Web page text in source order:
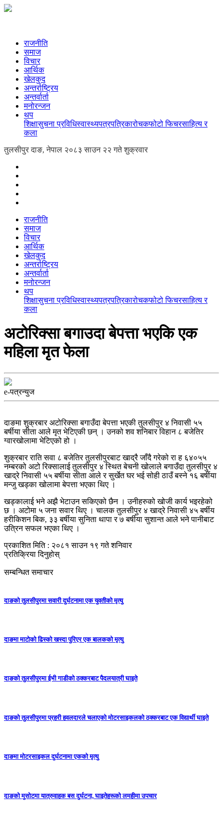
राजनीति
समाज
विचार
आर्थिक
खेलकुद
अन्तर्राष्ट्रिय
अन्तर्वार्ता
मनोरन्जन
थप
शिक्षासुचना प्रविधिस्वास्थ्यपत्रपत्रिकारोचकफोटो फिचरसाहित्य र
कला
तुलसीपुर दाङ, नेपाल २०८३ साउन २२ गते शुक्रवार
राजनीति
समाज
विचार
आर्थिक
खेलकुद
अन्तर्राष्ट्रिय
अन्तर्वार्ता
मनोरन्जन
थप
शिक्षासुचना प्रविधिस्वास्थ्यपत्रपत्रिकारोचकफोटो फिचरसाहित्य र
कला
अटाेरिक्सा बगाउदा बेपत्ता भएकि एक
महिला मृत फेला
e-पत्रन्युज
दाङमा शुक्रबार अटोरिक्सा बगाउँदा बेपत्ता भएकी तुलसीपुर ४ निवासी ५५
बर्षीया सीता आले मृत भेटिएकी छन् । उनको शव शनिबार विहान ८ बजेतिर
ग्वारखोलामा भेटिएको हो ।
शुक्रबार राति सवा ८ बजेतिर तुलसीपुरबाट खाद्रै जाँदै गरेको रा ह ६४०५५
नम्बरको अटो रिक्सालाई तुलसीपुर ४ स्थित बेचनी खोलाले बगाउँदा तुलसीपुर ४
खाद्रे निवासी ५५ बर्षीया सीता आले र सुर्खेत घर भई सोही ठाउँ बस्ने १६ बर्षीया
मन्जु खड्का खोलामा बेपत्ता भएका थिए ।
खड्कालाई भने अझै भेटाउन सकिएको छैन । उनीहरुको खोजी कार्य भइरहेको
छ । अटोमा ५ जना सवार थिए । चालक तुलसीपुर ४ खाद्रे निवासी ४५ बर्षीय
हरीकिशन बिक, ३३ बर्षीया सुनिता थापा र ७ बर्षीया सुशान्त आले भने पानीबाट
उत्रिन सफल भएका थिए ।
प्रकाशित मिति : २०८१ साउन १९ गते शनिवार
प्रतिक्रिया दिनुहोस्
सम्बन्धित समाचार
दाङको तुलसीपुरमा सवारी दुर्घटनामा एक युवतीको मृत्यु
दाङमा माटोको ढिस्को खस्दा पुरिएर एक बालकको मृत्यु
दाङको तुलसीपुरमा ईभी गाडीको ठक्करबाट पैदलयात्री घाइते
दाङको तुलसीपुरमा प्रहरी हवलदारले चलाएको मोटरसाइकलको ठक्करबाट एक विद्यार्थी घाइते
दाङमा मोटरसाइकल दुर्घटनामा एकको मृत्यु
दाङकाे मुसोटमा यात्रुवाहक बस दुर्घटना, घाइतेहरूको लमहीमा उपचार